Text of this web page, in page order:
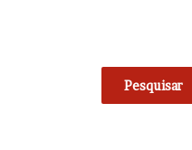
Pesquisar